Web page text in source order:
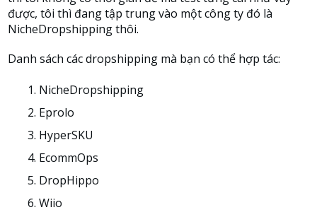
được, tôi thì đang tập trung vào một công ty đó là
NicheDropshipping thôi.
Danh sách các dropshipping mà bạn có thể hợp tác:
NicheDropshipping
Eprolo
HyperSKU
EcommOps
DropHippo
Wiio